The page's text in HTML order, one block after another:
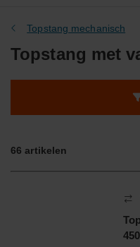
Topstang mechanisch
Topstang met
66 artikelen